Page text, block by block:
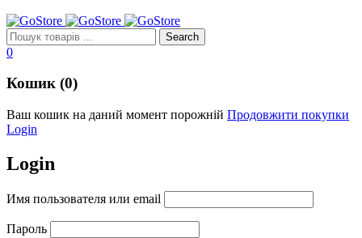
0
Кошик (0)
Ваш кошик на даний момент порожній Продовжити покупки
Login
Login
Имя пользователя или email
Пароль